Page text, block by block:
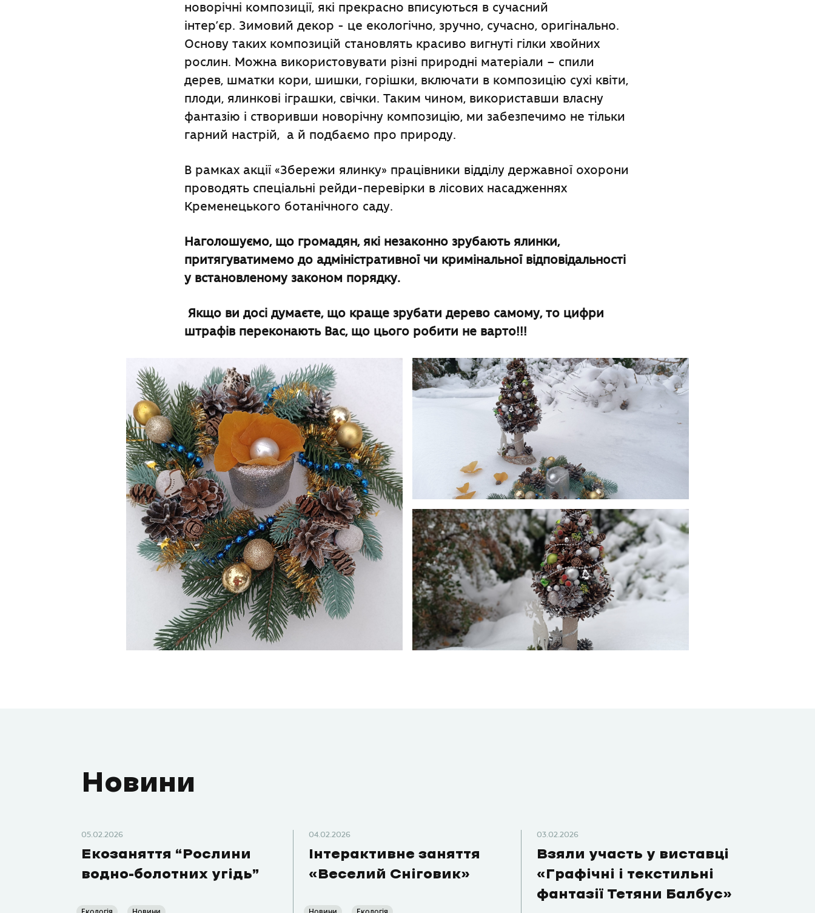
новорічні композиції, які прекрасно вписуються в сучасний
інтер’єр. Зимовий декор - це екологічно, зручно, сучасно, оригінально.
Основу таких композицій становлять красиво вигнуті гілки хвойних
рослин. Можна використовувати різні природні матеріали – спили
дерев, шматки кори, шишки, горішки, включати в композицію сухі квіти,
плоди, ялинкові іграшки, свічки. Таким чином, використавши власну
фантазію і створивши новорічну композицію, ми забезпечимо не тільки
гарний настрій, а й подбаємо про природу.
В рамках акції «Збережи ялинку» працівники відділу державної охорони
проводять спеціальні рейди-перевірки в лісових насадженнях
Кременецького ботанічного саду.
Наголошуємо, що громадян, які незаконно зрубають ялинки,
притягуватимемо до адміністративної чи кримінальної відповідальності
у встановленому законом порядку.
Якщо ви досі думаєте, що краще зрубати дерево самому, то цифри
штрафів переконають Вас, що цього робити не варто!!!
Новини
05.02.2026
Екозаняття “Рослини
водно-болотних угідь”
04.02.2026
Інтерактивне заняття
«Веселий Сніговик»
03.02.2026
Взяли участь у виставці
«Графічні і текстильні
фантазії Тетяни Балбус»